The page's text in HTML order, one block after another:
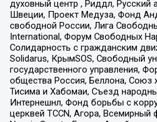
духовный центр , Риддл, Русский
Швеции, Проект Медуза, Фонд
свободной России, Лига
International, Форум Свободных
Солидарность с гражданским
Solidarus, КрымSOS, Свободный
государственного управления,
общества Россия, Беллона, Союз
Тисима и Хабомаи, Съезд
Интернешнл, Фонд борьбы с
церквей TCCN, Агора, Всемирный